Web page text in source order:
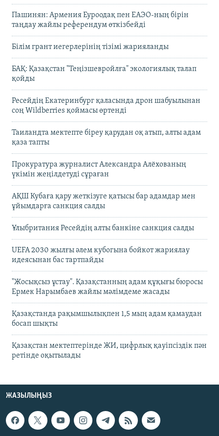
Пашинян: Армения Еуроодақ пен ЕАЭО-ның бірін
таңдау жайлы референдум өткізбейді
Білім грант иегерлерінің тізімі жарияланды
БАҚ: Қазақстан "Теңізшевройлға" экологиялық талап
қойды
Ресейдің Екатеринбург қаласында дрон шабуылынан
соң Wildberries қоймасы өртенді
Таиландта мектепте біреу қарудан оқ атып, алты адам
қаза тапты
Прокуратура журналист Александра Алёхованың
үкімін жеңілдетуді сұраған
АҚШ Кубаға қару жеткізуге қатысы бар адамдар мен
ұйымдарға санкция салды
Ұлыбритания Ресейдің алты банкіне санкция салды
UEFA 2030 жылғы әлем кубогына бойкот жариялау
идеясынан бас тартпайды
"Жосықсыз ұстау". Қазақстанның адам құқығы бюросы
Ермек Нарымбаев жайлы мәлімдеме жасады
Қазақстанда рақымшылықпен 1,5 мың адам қамаудан
босап шықты
Қазақстан мектептерінде ЖИ, цифрлық қауіпсіздік пән
ретінде оқытылады
ЖАЗЫЛЫҢЫЗ